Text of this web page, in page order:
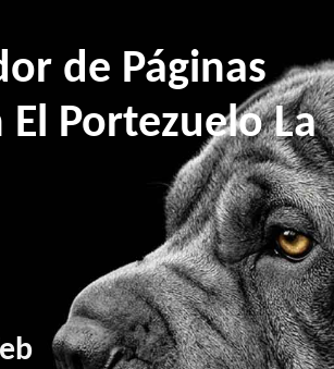
de Páginas
El Portezuelo La